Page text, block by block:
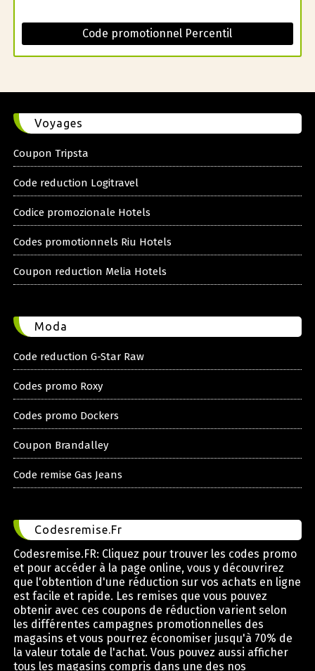
Code promotionnel Percentil
Voyages
Coupon Tripsta
Code reduction Logitravel
Codice promozionale Hotels
Codes promotionnels Riu Hotels
Coupon reduction Melia Hotels
Moda
Code reduction G-Star Raw
Codes promo Roxy
Codes promo Dockers
Coupon Brandalley
Code remise Gas Jeans
Codesremise.Fr
Codesremise.FR: Cliquez pour trouver les codes promo
et pour accéder à la page online, vous y découvrirez
que l'obtention d'une réduction sur vos achats en ligne
est facile et rapide. Les remises que vous pouvez
obtenir avec ces coupons de réduction varient selon
les différentes campagnes promotionnelles des
magasins et vous pourrez économiser jusqu'à 70% de
la valeur totale de l'achat. Vous pouvez aussi afficher
tous les magasins compris dans une des nos